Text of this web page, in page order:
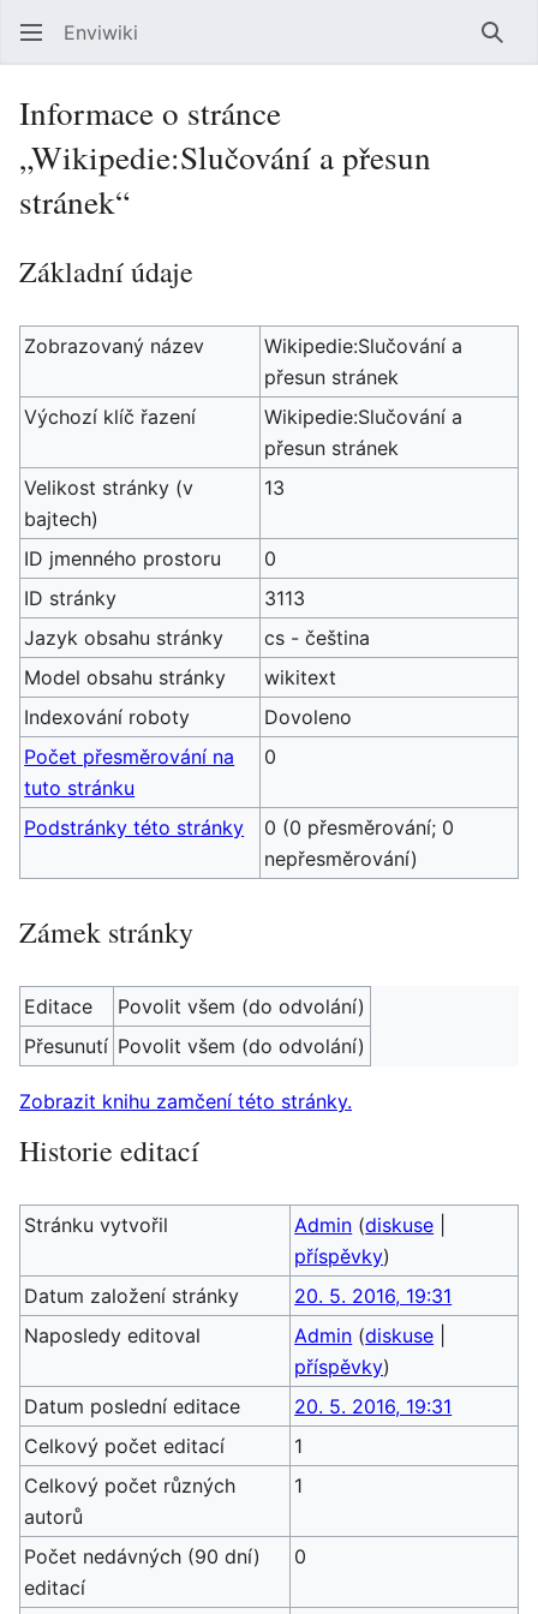
Enviwiki
Informace o stránce
„Wikipedie:Slučování a přesun
stránek“
Základní údaje
Zobrazovaný název
Wikipedie:Slučování a
přesun stránek
Výchozí klíč řazení
Wikipedie:Slučování a
přesun stránek
Velikost stránky (v
bajtech)
13
ID jmenného prostoru
0
ID stránky
3113
Jazyk obsahu stránky
cs - čeština
Model obsahu stránky
wikitext
Indexování roboty
Dovoleno
Počet přesměrování na
tuto stránku
0
Podstránky této stránky
0 (0 přesměrování; 0
nepřesměrování)
Zámek stránky
Editace
Povolit všem (do odvolání)
Přesunutí Povolit všem (do odvolání)
Zobrazit knihu zamčení této stránky.
Historie editací
Stránku vytvořil Admin (diskuse
příspěvky)
Datum založení stránky
20. 5. 2016, 19:31
Naposledy editoval
Admin (diskuse
příspěvky)
Datum poslední editace
20. 5. 2016, 19:31
Celkový počet editací
1
Celkový počet různých
autorů
1
Počet nedávných (90 dní)
editací
0